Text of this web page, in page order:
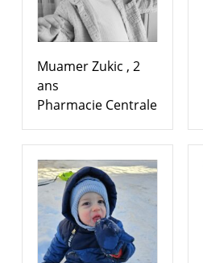
Muamer Zukic , 2
ans
Pharmacie Centrale